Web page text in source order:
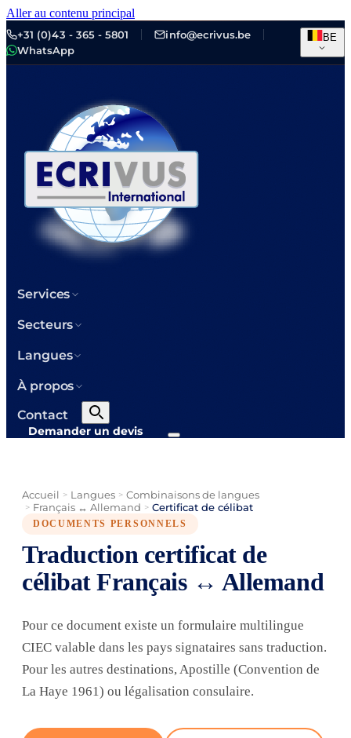
Aller au contenu principal
+31 (0)43 - 365 - 5801
info@ecrivus.be
WhatsApp
BE
Services
Secteurs
Langues
À propos
Contact
Demander un devis
Accueil > Langues > Combinaisons de langues
> Français ↔ Allemand > Certificat de célibat
DOCUMENTS PERSONNELS
Traduction certificat de
célibat Français ↔ Allemand
Pour ce document existe un formulaire multilingue
CIEC valable dans les pays signataires sans traduction.
Pour les autres destinations, Apostille (Convention de
La Haye 1961) ou légalisation consulaire.